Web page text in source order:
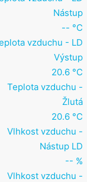
Nástup
-- °C
vzduchu - LD
Výstup
20.6 °C
Teplota vzduchu -
Žlutá
20.6 °C
Vlhkost vzduchu -
Nástup LD
-- %
Vlhkost vzduchu -